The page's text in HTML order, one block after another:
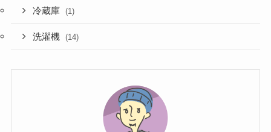
冷蔵庫 (1)
洗濯機 (14)